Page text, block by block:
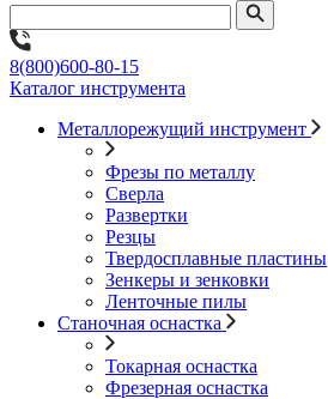
8(800)600-80-15
Каталог инструмента
Металлорежущий инструмент
Фрезы по металлу
Сверла
Развертки
Резцы
Твердосплавные пластины
Зенкеры и зенковки
Ленточные пилы
Станочная оснастка
Токарная оснастка
Фрезерная оснастка